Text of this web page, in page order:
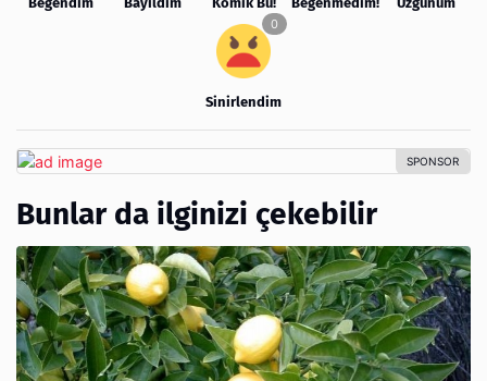
Sinirlendim
Bunlar da ilginizi çekebilir